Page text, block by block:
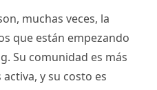
muchas veces, la
que están empezando
Su comunidad es más
y su costo es